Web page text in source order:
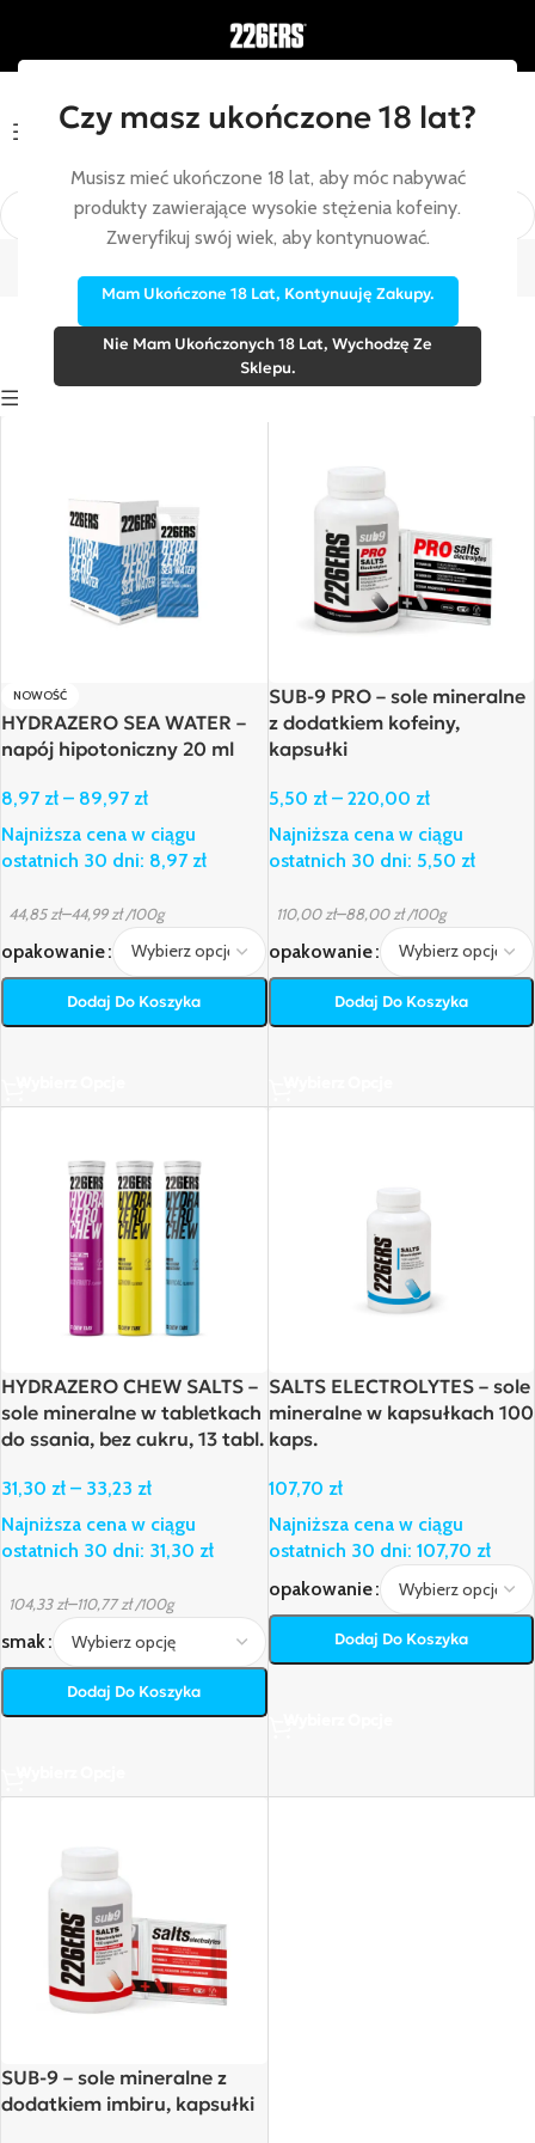
Czy masz ukończone 18 lat?
Musisz mieć ukończone 18 lat, aby móc nabywać
produkty zawierające wysokie stężenia kofeiny.
Zweryfikuj swój wiek, aby kontynuować.
Mam Ukończone 18 Lat, Kontynuuję Zakupy.
Nie Mam Ukończonych 18 Lat, Wychodzę Ze
Sklepu.
Menu
SOLE I NAWADNIANIE
NOWOŚĆ
HYDRAZERO SEA WATER –
napój hipotoniczny 20 ml
8,97 zł – 89,97 zł
Najniższa cena w ciągu
ostatnich 30 dni: 8,97 zł
44,85zł–44,99zł /100g
opakowanie
Dodaj Do Koszyka
SUB-9 PRO – sole mineralne
z dodatkiem kofeiny,
kapsułki
5,50 zł – 220,00 zł
Najniższa cena w ciągu
ostatnich 30 dni: 5,50 zł
110,00zł–88,00zł /100g
opakowanie
Dodaj Do Koszyka
HYDRAZERO CHEW SALTS –
sole mineralne w tabletkach
do ssania, bez cukru, 13 tabl.
31,30 zł – 33,23 zł
Najniższa cena w ciągu
ostatnich 30 dni: 31,30 zł
104,33zł–110,77zł /100g
smak
Dodaj Do Koszyka
SALTS ELECTROLYTES – sole
mineralne w kapsułkach 100
kaps.
107,70 zł
Najniższa cena w ciągu
ostatnich 30 dni: 107,70 zł
opakowanie
Dodaj Do Koszyka
SUB-9 – sole mineralne z
dodatkiem imbiru, kapsułki